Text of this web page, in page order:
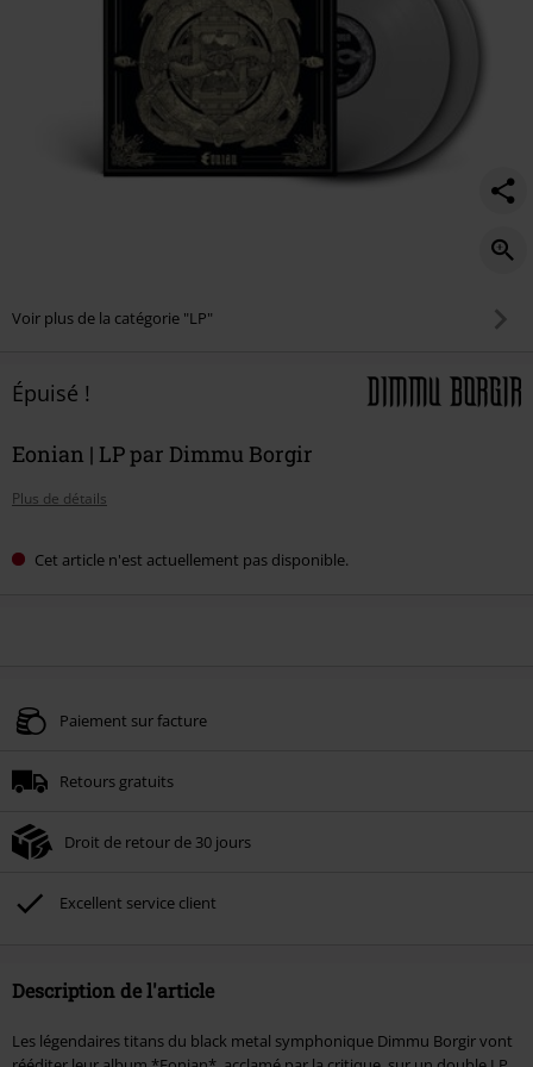
Voir plus de la catégorie "LP"
Épuisé !
Eonian | LP par Dimmu Borgir
Plus de détails
Cet article n'est actuellement pas disponible.
Paiement sur facture
Retours gratuits
Droit de retour de 30 jours
Excellent service client
Description de l'article
Les légendaires titans du black metal symphonique Dimmu Borgir vont